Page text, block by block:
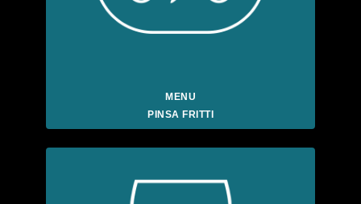
MENU
PINSA FRITTI